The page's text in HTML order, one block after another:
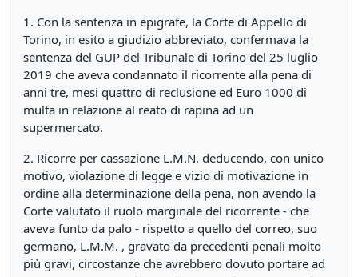
1. Con la sentenza in epigrafe, la Corte di Appello di
Torino, in esito a giudizio abbreviato, confermava la
sentenza del GUP del Tribunale di Torino del 25 luglio
2019 che aveva condannato il ricorrente alla pena di
anni tre, mesi quattro di reclusione ed Euro 1000 di
multa in relazione al reato di rapina ad un
supermercato.
2. Ricorre per cassazione L.M.N. deducendo, con unico
motivo, violazione di legge e vizio di motivazione in
ordine alla determinazione della pena, non avendo la
Corte valutato il ruolo marginale del ricorrente - che
aveva funto da palo - rispetto a quello del correo, suo
germano, L.M.M. , gravato da precedenti penali molto
più gravi, circostanze che avrebbero dovuto portare ad